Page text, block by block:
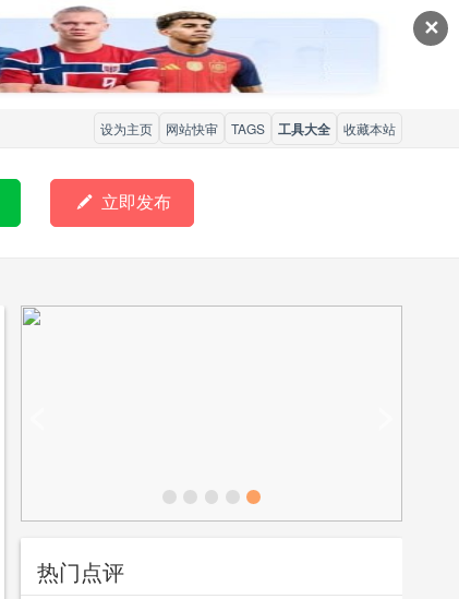
✕
设为主页 网站快审 TAGS 工具大全 收藏本站
 立即发布
热门点评